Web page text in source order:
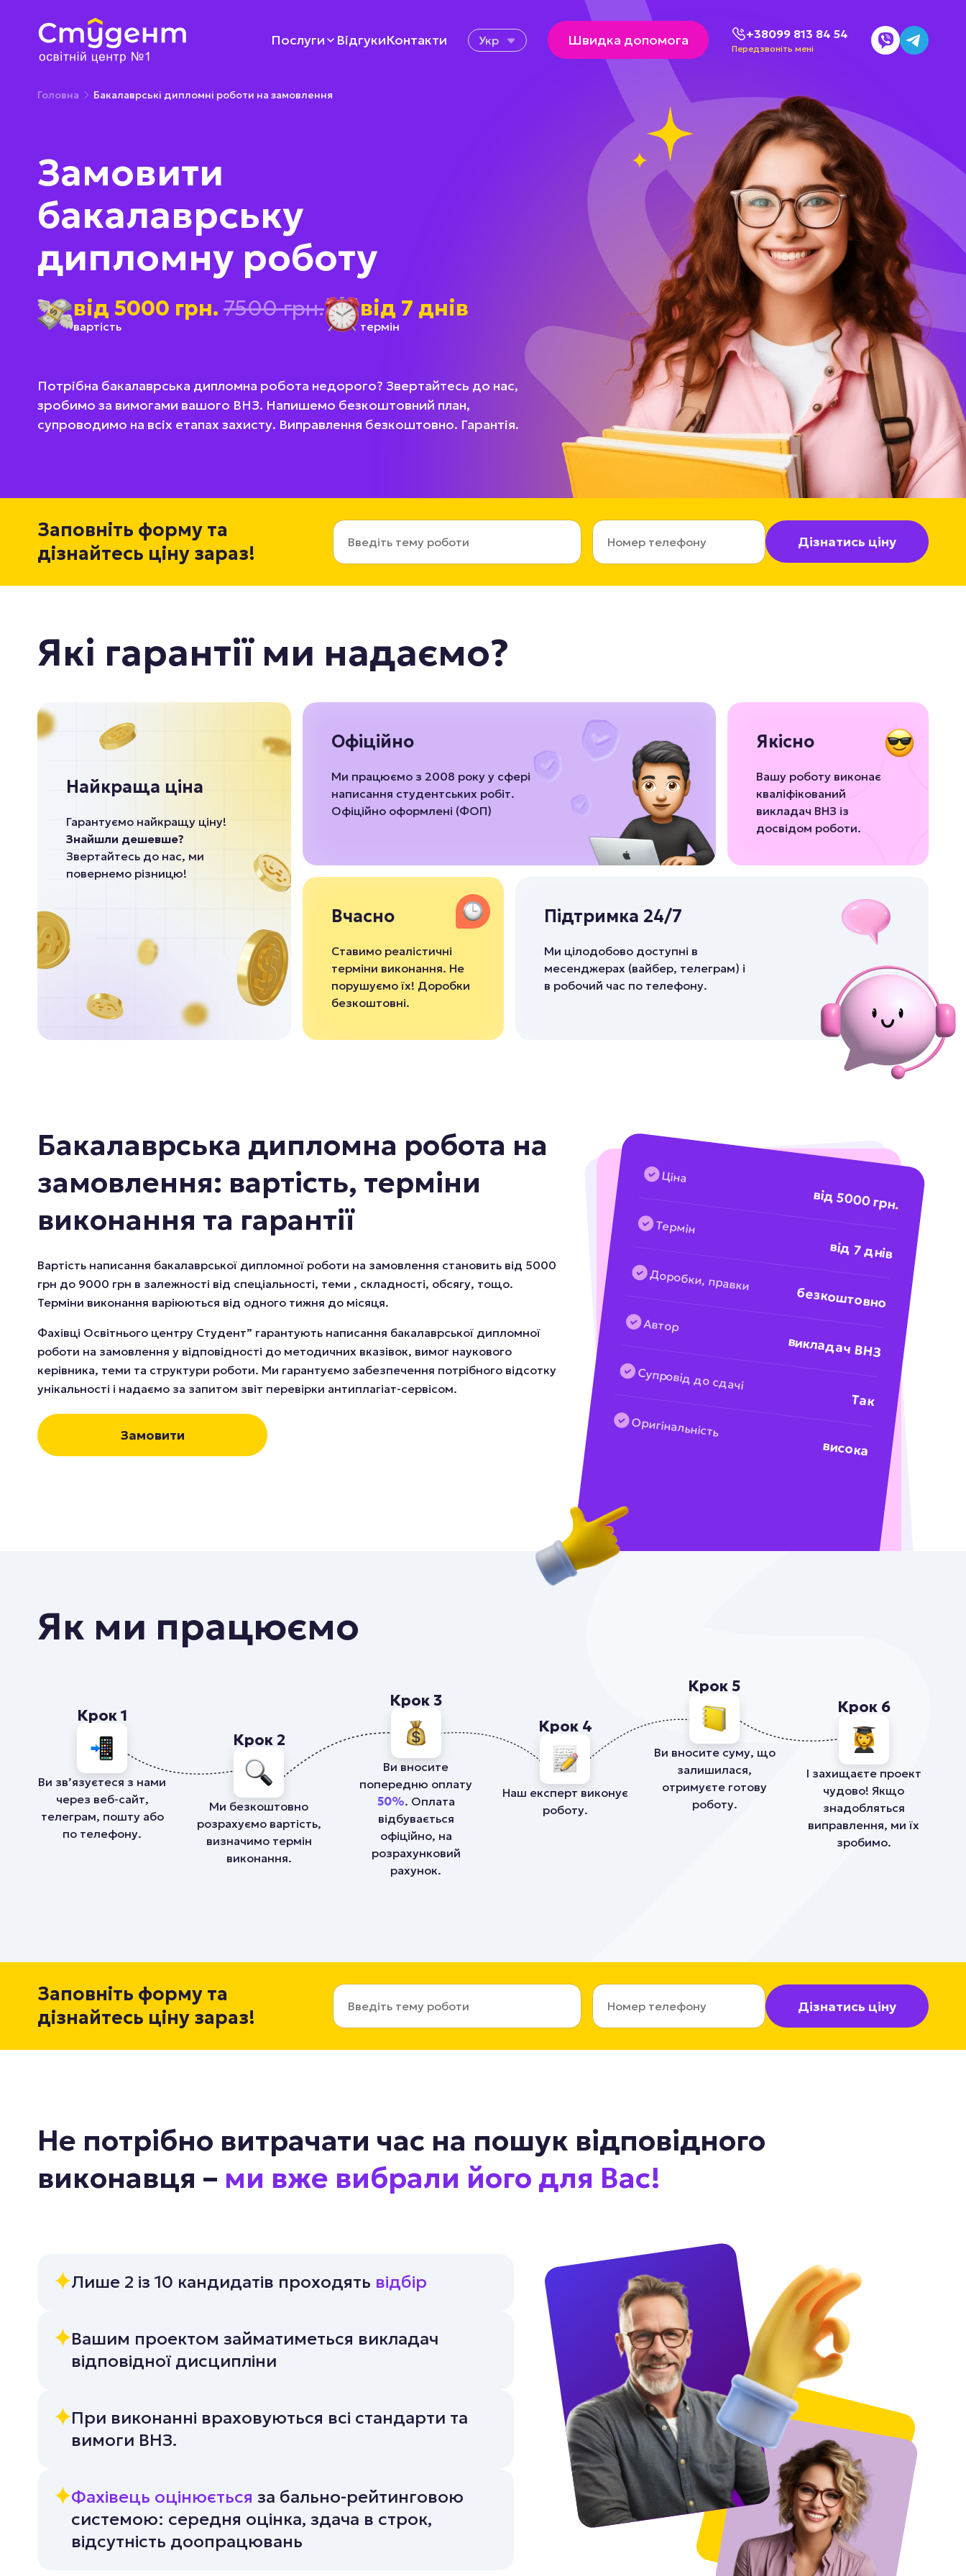
Послуги ВідгукиКонтакти Укр Швидка допомога +38099 813 84 54
Передзвоніть мені
Головна Бакалаврські дипломні роботи на замовлення
Замовити
бакалаврську
дипломну роботу
від 5000 грн. 7500 грн.
вартість
від 7 днів
термін
Потрібна бакалаврська дипломна робота недорого? Звертайтесь до нас,
зробимо за вимогами вашого ВНЗ. Напишемо безкоштовний план,
супроводимо на всіх етапах захисту. Виправлення безкоштовно. Гарантія.
Заповніть форму та
дізнайтесь ціну зараз!
Дізнатись ціну
Які гарантії ми надаємо?
Найкраща ціна
Гарантуємо найкращу ціну!
Знайшли дешевше?
Звертайтесь до нас, ми
повернемо різницю!
Офіційно
Ми працюємо з 2008 року у сфері
написання студентських робіт.
Офіційно оформлені (ФОП)
Якісно
Вашу роботу виконає
кваліфікований
викладач ВНЗ із
досвідом роботи.
Вчасно
Ставимо реалістичні
терміни виконання. Не
порушуємо їх! Доробки
безкоштовні.
Підтримка 24/7
Ми цілодобово доступні в
месенджерах (вайбер, телеграм) і
в робочий час по телефону.
Бакалаврська дипломна робота на
замовлення: вартість, терміни
виконання та гарантії
Вартість написання бакалаврської дипломної роботи на замовлення становить від 5000
грн до 9000 грн в залежності від спеціальності, теми , складності, обсягу, тощо.
Терміни виконання варіюються від одного тижня до місяця.
Фахівці Освітнього центру Студент” гарантують написання бакалаврської дипломної
роботи на замовлення у відповідності до методичних вказівок, вимог наукового
керівника, теми та структури роботи. Ми гарантуємо забезпечення потрібного відсотку
унікальності і надаємо за запитом звіт перевірки антиплагіат-сервісом.
Замовити
Ціна
від 5000 грн.
Термін
від 7 днів
Доробки, правки
безкоштовно
Автор
викладач ВНЗ
Супровід до сдачі
Так
Оригінальність
висока
Як ми працюємо
Крок 1
Ви зв’язуєтеся з нами
через веб-сайт,
телеграм, пошту або
по телефону.
Крок 2
Ми безкоштовно
розрахуємо вартість,
визначимо термін
виконання.
Крок 3
Ви вносите
попередню оплату
50%. Оплата
відбувається
офіційно, на
розрахунковий
рахунок.
Крок 4
Наш експерт виконує
роботу.
Крок 5
Ви вносите суму, що
залишилася,
отримуєте готову
роботу.
Крок 6
І захищаєте проект
чудово! Якщо
знадобляться
виправлення, ми їх
зробимо.
Заповніть форму та
дізнайтесь ціну зараз!
Дізнатись ціну
Не потрібно витрачати час на пошук відповідного
виконавця – ми вже вибрали його для Вас!
Лише 2 із 10 кандидатів проходять відбір
Вашим проектом займатиметься викладач
відповідної дисципліни
При виконанні враховуються всі стандарти та
вимоги ВНЗ.
Фахівець оцінюється за бально-рейтинговою
системою: середня оцінка, здача в строк,
відсутність доопрацювань